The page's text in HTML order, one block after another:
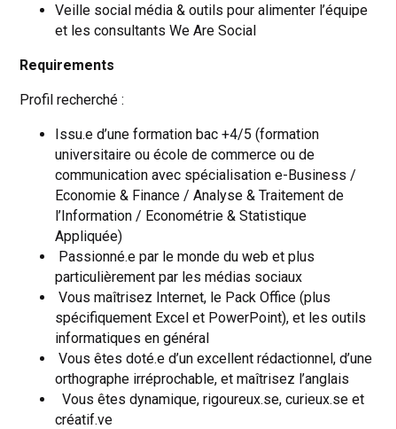
Veille social média & outils pour alimenter l’équipe
et les consultants We Are Social
Requirements
Profil recherché :
Issu.e d’une formation bac +4/5 (formation
universitaire ou école de commerce ou de
communication avec spécialisation e-Business /
Economie & Finance / Analyse & Traitement de
l’Information / Econométrie & Statistique
Appliquée)
Passionné.e par le monde du web et plus
particulièrement par les médias sociaux
Vous maîtrisez Internet, le Pack Office (plus
spécifiquement Excel et PowerPoint), et les outils
informatiques en général
Vous êtes doté.e d’un excellent rédactionnel, d’une
orthographe irréprochable, et maîtrisez l’anglais
Vous êtes dynamique, rigoureux.se, curieux.se et
créatif.ve